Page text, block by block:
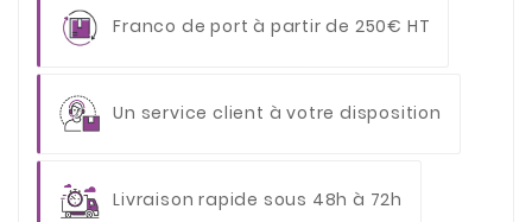
Franco de port à partir de 250€ HT
Un service client à votre disposition
Livraison rapide sous 48h à 72h